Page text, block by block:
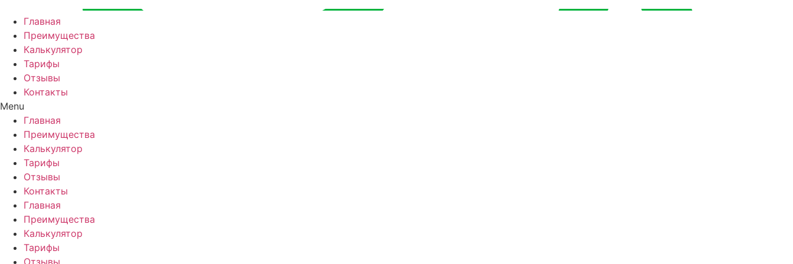
содержимому
Главная
Преимущества
Калькулятор
Тарифы
Отзывы
Контакты
Menu
Главная
Преимущества
Калькулятор
Тарифы
Отзывы
Контакты
Главная
Преимущества
Калькулятор
Тарифы
Отзывы